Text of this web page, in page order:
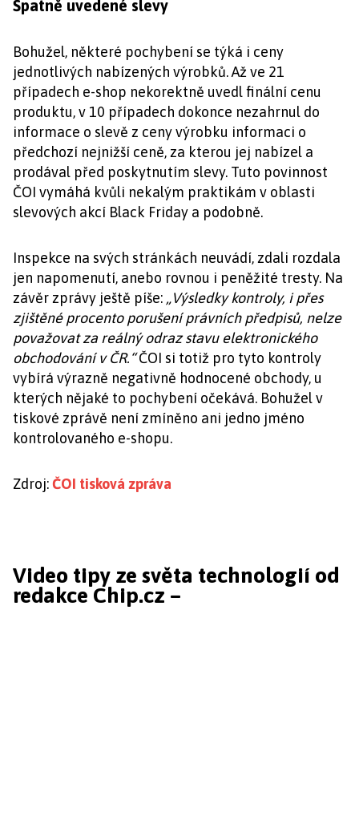
Špatně uvedené slevy
Bohužel, některé pochybení se týká i ceny
jednotlivých nabízených výrobků. Až ve 21
případech e-shop nekorektně uvedl finální cenu
produktu, v 10 případech dokonce nezahrnul do
informace o slevě z ceny výrobku informaci o
předchozí nejnižší ceně, za kterou jej nabízel a
prodával před poskytnutím slevy. Tuto povinnost
ČOI vymáhá kvůli nekalým praktikám v oblasti
slevových akcí Black Friday a podobně.
Inspekce na svých stránkách neuvádí, zdali rozdala
jen napomenutí, anebo rovnou i peněžité tresty. Na
závěr zprávy ještě píše: „Výsledky kontroly, i přes
zjištěné procento porušení právních předpisů, nelze
považovat za reálný odraz stavu elektronického
obchodování v ČR.“ČOI si totiž pro tyto kontroly
vybírá výrazně negativně hodnocené obchody, u
kterých nějaké to pochybení očekává. Bohužel v
tiskové zprávě není zmíněno ani jedno jméno
kontrolovaného e-shopu.
Zdroj:ČOI tisková zpráva
Video tipy ze světa technologií od
redakce Chip.cz –